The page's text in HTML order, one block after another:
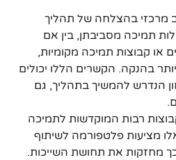
מרכזי בהצלחה של תהליך
תמיכה מסביבתן, בין אם
או קבוצות תמיכה מקומיות,
יותר בהנקה. הקשרים הללו יכולים
הנדרש להמשיך בתהליך, גם
רבות המוקדשות לתמיכה
מציעות פלטפורמה לשיתוף
מחזקות את תחושת השייכות.